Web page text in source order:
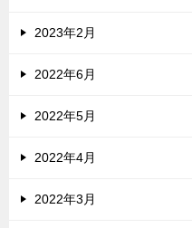
2023年2月
2022年6月
2022年5月
2022年4月
2022年3月